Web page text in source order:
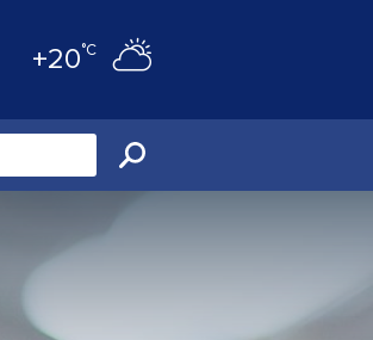
+20°C